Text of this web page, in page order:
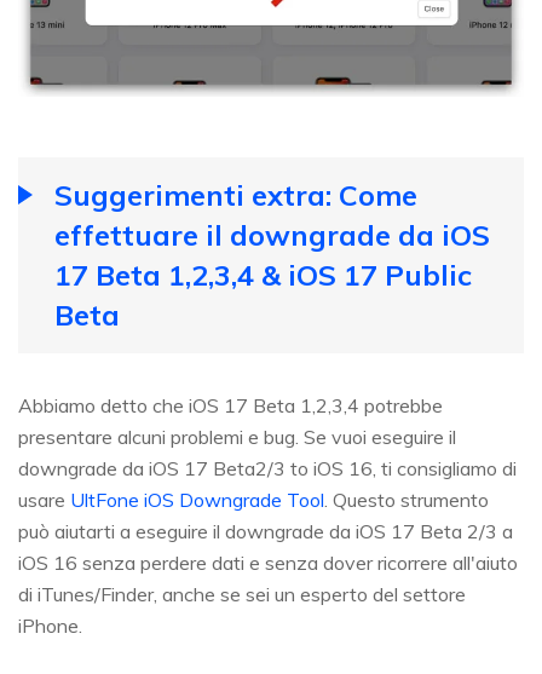
Suggerimenti extra: Come
effettuare il downgrade da iOS
17 Beta 1,2,3,4 & iOS 17 Public
Beta
Abbiamo detto che iOS 17 Beta 1,2,3,4 potrebbe
presentare alcuni problemi e bug. Se vuoi eseguire il
downgrade da iOS 17 Beta2/3 to iOS 16, ti consigliamo di
usare UltFone iOS Downgrade Tool . Questo strumento
può aiutarti a eseguire il downgrade da iOS 17 Beta 2/3 a
iOS 16 senza perdere dati e senza dover ricorrere all'aiuto
di iTunes/Finder, anche se sei un esperto del settore
iPhone.